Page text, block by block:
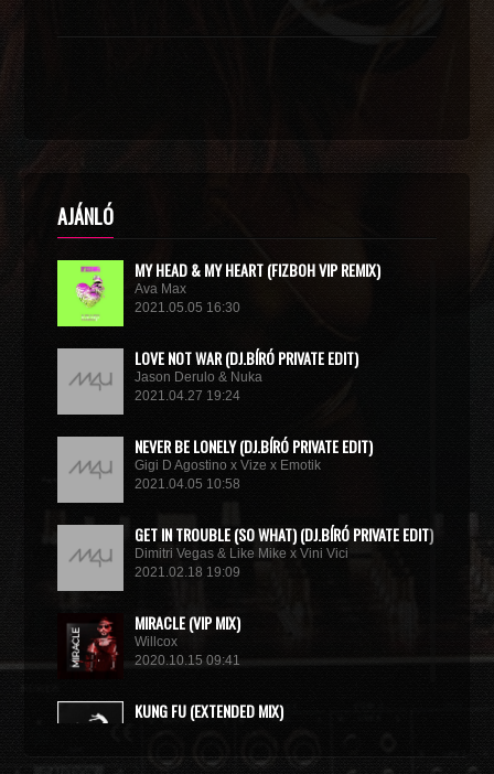
AJÁNLÓ
MY HEAD & MY HEART (FIZBOH VIP REMIX)
Ava Max
2021.05.05 16:30
LOVE NOT WAR (DJ.BÍRÓ PRIVATE EDIT)
Jason Derulo & Nuka
2021.04.27 19:24
NEVER BE LONELY (DJ.BÍRÓ PRIVATE EDIT)
Gigi D Agostino x Vize x Emotik
2021.04.05 10:58
GET IN TROUBLE (SO WHAT) (DJ.BÍRÓ PRIVATE EDIT)
Dimitri Vegas & Like Mike x Vini Vici
2021.02.18 19:09
MIRACLE (VIP MIX)
Willcox
2020.10.15 09:41
KUNG FU (EXTENDED MIX)